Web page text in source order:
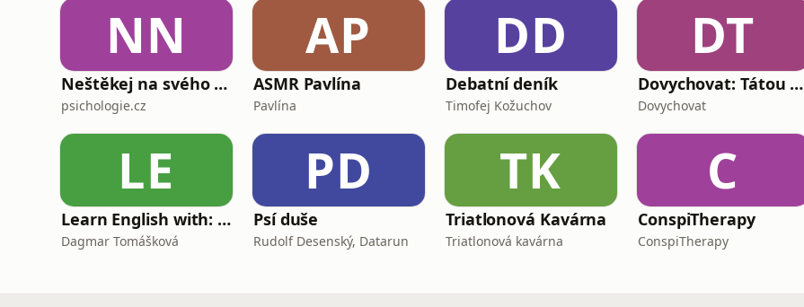
NN
Neštěkej na svého psa
psichologie.cz
AP
ASMR Pavlína
Pavlína
DD
Debatní deník
Timofej Kožuchov
DT
Dovychovat: Tátou na celý život
Dovychovat
LE
Learn English with: My Life and Other Funny Stories
Dagmar Tomášková
PD
Psí duše
Rudolf Desenský, Datarun
TK
Triatlonová Kavárna
Triatlonová kavárna
C
ConspiTherapy
ConspiTherapy